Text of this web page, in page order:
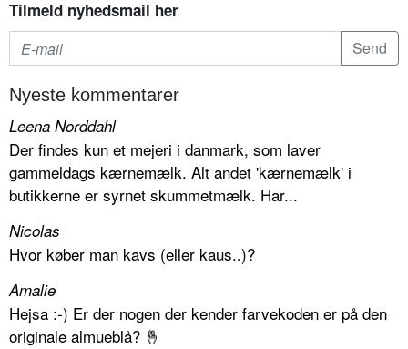
Tilmeld nyhedsmail her
Nyeste kommentarer
Leena Norddahl
Der findes kun et mejeri i danmark, som laver
gammeldags kærnemælk. Alt andet 'kærnemælk' i
butikkerne er syrnet skummetmælk. Har...
Nicolas
Hvor køber man kavs (eller kaus..)?
Amalie
Hejsa :-) Er der nogen der kender farvekoden er på den
originale almueblå? 🤞